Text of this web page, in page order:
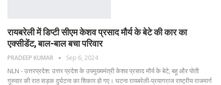
रायबरेली में ड‍िप्‍टी सीएम केशव प्रसाद मौर्य के बेटे की कार का
एक्सीडेंट, बाल-बाल बचा परिवार
PRADEEP KUMAR Sep 6, 2024
NLN - उत्तरप्रदेश: उत्तर प्रदेश के उपमुख्यमंत्री केशव प्रसाद मौर्य के बेटे, बहू और पोती
गुरुवार की रात सड़क दुर्घटना का शिकार हो गए। घटना रायबरेली-प्रयागराज राष्ट्रीय राजमार्ग